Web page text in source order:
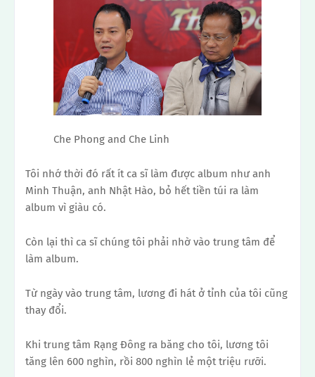
Che Phong and Che Linh
Tôi nhớ thời đó rất ít ca sĩ làm được album như anh
Minh Thuận, anh Nhật Hào, bỏ hết tiền túi ra làm
album vì giàu có.
Còn lại thì ca sĩ chúng tôi phải nhờ vào trung tâm để
làm album.
Từ ngày vào trung tâm, lương đi hát ở tỉnh của tôi cũng
thay đổi.
Khi trung tâm Rạng Đông ra băng cho tôi, lương tôi
tăng lên 600 nghìn, rồi 800 nghìn lẻ một triệu rưỡi.